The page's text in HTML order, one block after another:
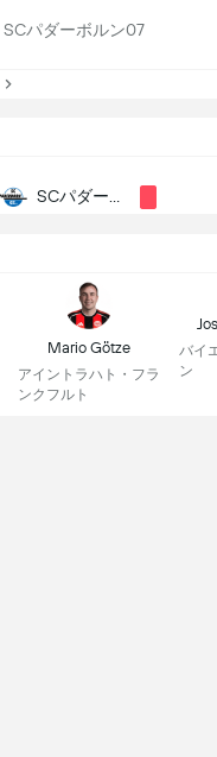
SCパダーボルン07
Mario Götze
アイントラハト・フラ
ンクフルト
バイ
ン